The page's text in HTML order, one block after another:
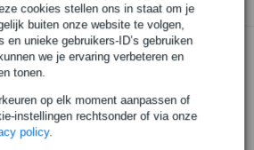
cookies stellen ons in staat om je
buiten onze website te volgen,
en unieke gebruikers-ID’s gebruiken
we je ervaring verbeteren en
tonen.
op elk moment aanpassen of
instellingen rechtsonder of via onze
policy.
winkel
voor cowbell